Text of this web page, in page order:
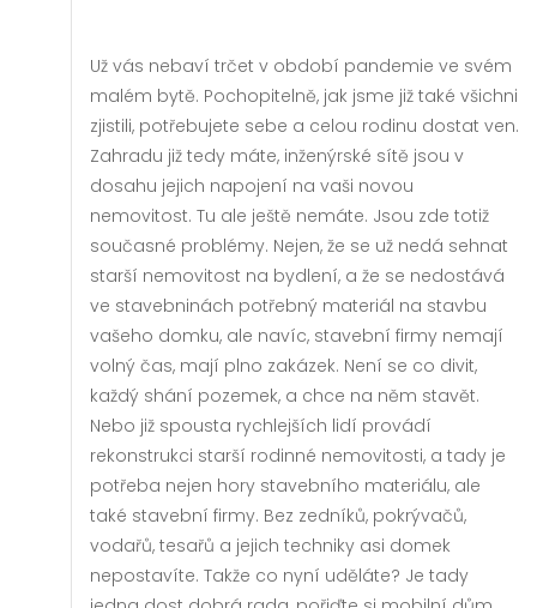
Už vás nebaví trčet v období pandemie ve svém
malém bytě. Pochopitelně, jak jsme již také všichni
zjistili, potřebujete sebe a celou rodinu dostat ven.
Zahradu již tedy máte, inženýrské sítě jsou v
dosahu jejich napojení na vaši novou
nemovitost. Tu ale ještě nemáte. Jsou zde totiž
současné problémy. Nejen, že se už nedá sehnat
starší nemovitost na bydlení, a že se nedostává
ve stavebninách potřebný materiál na stavbu
vašeho domku, ale navíc, stavební firmy nemají
volný čas, mají plno zakázek. Není se co divit,
každý shání pozemek, a chce na něm stavět.
Nebo již spousta rychlejších lidí provádí
rekonstrukci starší rodinné nemovitosti, a tady je
potřeba nejen hory stavebního materiálu, ale
také stavební firmy. Bez zedníků, pokrývačů,
vodařů, tesařů a jejich techniky asi domek
nepostavíte. Takže co nyní uděláte? Je tady